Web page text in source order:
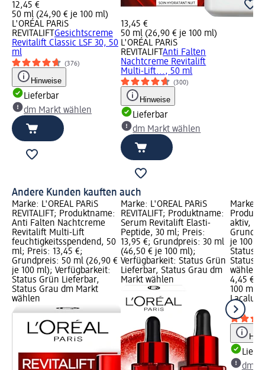
12,45 €
50 ml (24,90 € je 100 ml)
L'ORÉAL PARiS
REVITALIFTGesichtscreme
Revitalift Classic LSF 30, 50
ml
(376)
Hinweise
Lieferbar
dm Markt wählen
13,45 €
50 ml (26,90 € je 100 ml)
L'ORÉAL PARiS
REVITALIFTAnti Falten
Nachtcreme Revitalift
Multi-Lift..., 50 ml
(300)
Hinweise
Lieferbar
dm Markt wählen
Andere Kunden kauften auch
Marke: L'ORÉAL PARiS
REVITALIFT; Produktname:
Anti Falten Nachtcreme
Revitalift Multi-Lift
feuchtigkeitsspendend, 50
ml; Preis: 13,45 €;
Grundpreis: 50 ml (26,90 €
je 100 ml); Verfügbarkeit:
Status Grün Lieferbar,
Status Grau dm Markt
wählen
Marke: L'ORÉAL PARiS
REVITALIFT; Produktname:
Serum Revitalift Elasti-
Peptide, 30 ml; Preis:
13,95 €; Grundpreis: 30 ml
(46,50 € je 100 ml);
Verfügbarkeit: Status Grün
Lieferbar, Status Grau dm
Markt wählen
Marke:
aktiv,
je 100
Status
Status
wählen
4,45 €
100 ml
Lacalut
ml
dm